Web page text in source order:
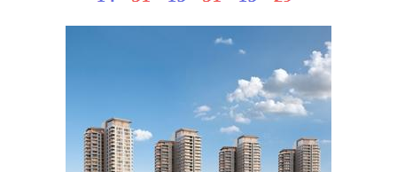
Esat BİNDESEN